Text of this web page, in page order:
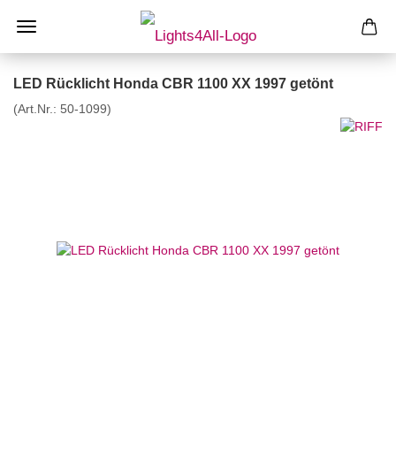
LED Rücklicht Honda CBR 1100 XX 1997 getönt
(Art.Nr.: 50-1099)